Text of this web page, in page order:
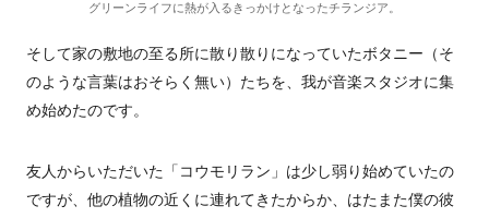
グリーンライフに熱が入るきっかけとなったチランジア。
そして家の敷地の至る所に散り散りになっていたボタニー（そ
のような言葉はおそらく無い）たちを、我が音楽スタジオに集
め始めたのです。
友人からいただいた「コウモリラン」は少し弱り始めていたの
ですが、他の植物の近くに連れてきたからか、はたまた僕の彼